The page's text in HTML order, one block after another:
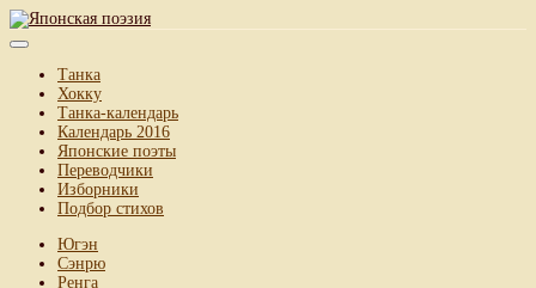
Танка
Хокку
Танка-календарь
Календарь 2016
Японские поэты
Переводчики
Изборники
Подбор стихов
Югэн
Сэнрю
Ренга